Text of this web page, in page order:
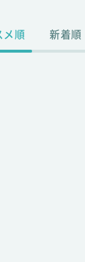
メ順 新着順